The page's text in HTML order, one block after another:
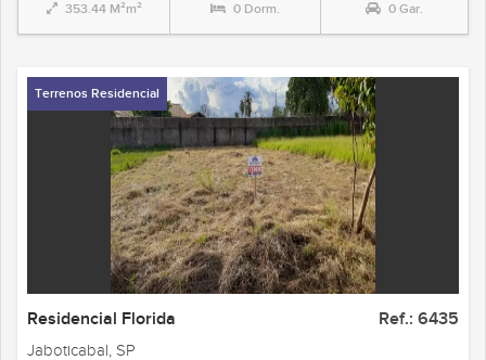
353.44 M²m² 0 Dorm. 0 Gar.
Terrenos Residencial
Residencial Florida Ref.: 6435
Jaboticabal, SP